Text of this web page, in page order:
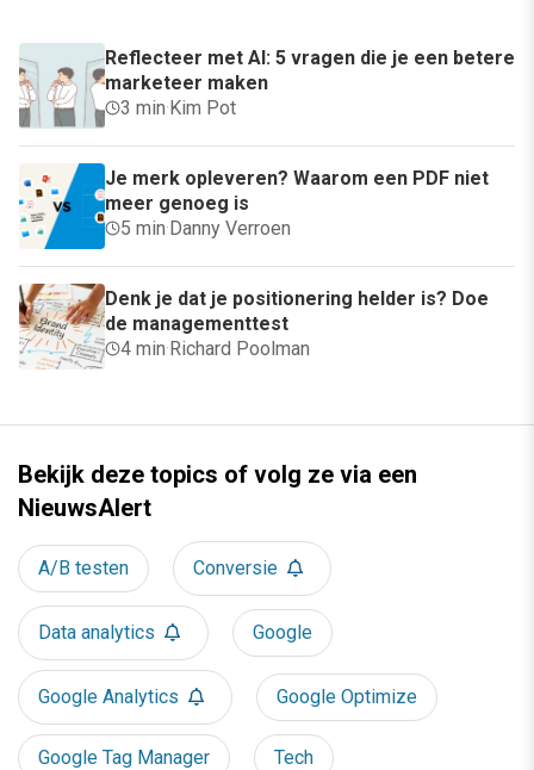
Reflecteer met AI: 5 vragen die je een betere
marketeer maken
3 min·Kim Pot
Je merk opleveren? Waarom een PDF niet
meer genoeg is
5 min·Danny Verroen
Denk je dat je positionering helder is? Doe
de managementtest
4 min·Richard Poolman
Bekijk deze topics of volg ze via een
NieuwsAlert
A/B testen Conversie
Data analytics Google
Google Analytics Google Optimize
Google Tag Manager Tech